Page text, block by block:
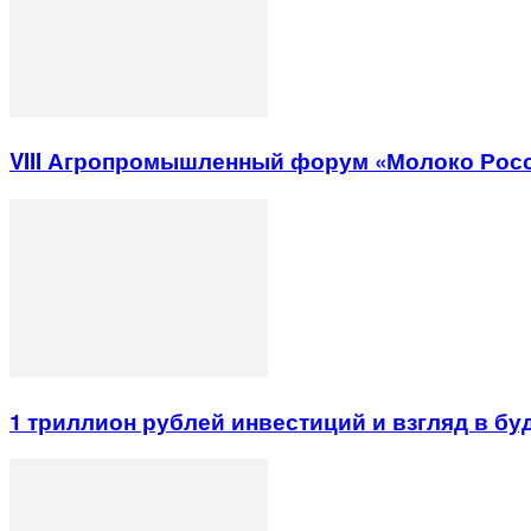
VIII Агропромышленный форум «Молоко
1 триллион рублей инвестиций и взгляд в